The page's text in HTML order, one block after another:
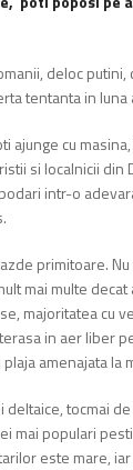
deloc
tentanta in luna
cu
si localnicii din
intr-o
primitoare.
mai multe
majoritatea cu
in aer liber
amenajata la
tocmai
mai populari
este mare,